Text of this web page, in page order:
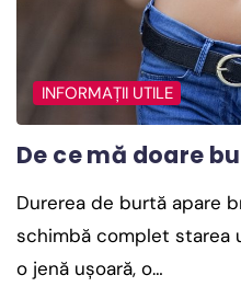
INFORMAȚII UTILE
De ce mă doare
Durerea de burtă apare
schimbă complet starea
o jenă ușoară, o…